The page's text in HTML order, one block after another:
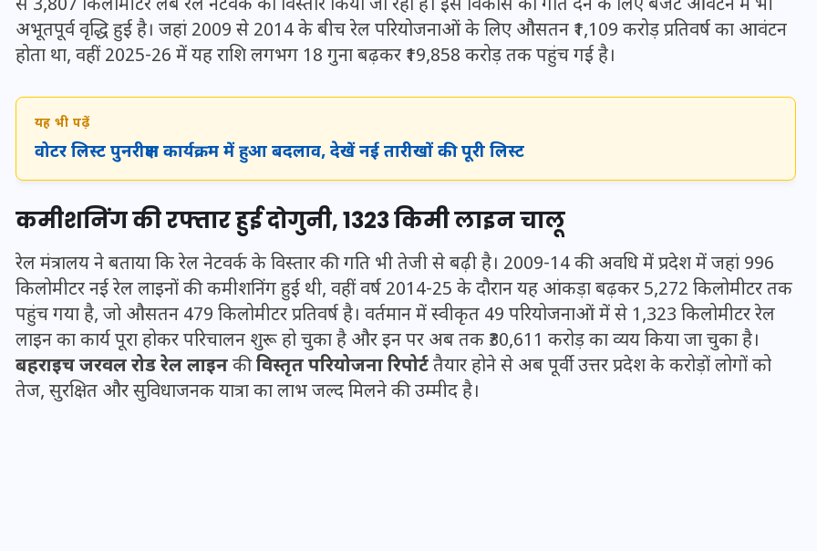
से 3,807 किलोमीटर लंबे रेल नेटवर्क का विस्तार किया जा रहा है। इस विकास को गति देने के लिए बजट आवंटन में भी
अभूतपूर्व वृद्धि हुई है। जहां 2009 से 2014 के बीच रेल परियोजनाओं के लिए औसतन ₹1,109 करोड़ प्रतिवर्ष का आवंटन
होता था, वहीं 2025-26 में यह राशि लगभग 18 गुना बढ़कर ₹19,858 करोड़ तक पहुंच गई है।
यह भी पढ़ें
वोटर लिस्ट पुनरीक्षण कार्यक्रम में हुआ बदलाव, देखें नई तारीखों की पूरी लिस्ट
कमीशनिंग की रफ्तार हुई दोगुनी, 1323 किमी लाइन चालू
रेल मंत्रालय ने बताया कि रेल नेटवर्क के विस्तार की गति भी तेजी से बढ़ी है। 2009-14 की अवधि में प्रदेश में जहां 996
किलोमीटर नई रेल लाइनों की कमीशनिंग हुई थी, वहीं वर्ष 2014-25 के दौरान यह आंकड़ा बढ़कर 5,272 किलोमीटर तक
पहुंच गया है, जो औसतन 479 किलोमीटर प्रतिवर्ष है। वर्तमान में स्वीकृत 49 परियोजनाओं में से 1,323 किलोमीटर रेल
लाइन का कार्य पूरा होकर परिचालन शुरू हो चुका है और इन पर अब तक ₹30,611 करोड़ का व्यय किया जा चुका है।
बहराइच जरवल रोड रेल लाइनकीविस्तृत परियोजना रिपोर्टतैयार होने से अब पूर्वी उत्तर प्रदेश के करोड़ों लोगों को
तेज, सुरक्षित और सुविधाजनक यात्रा का लाभ जल्द मिलने की उम्मीद है।
जिस कमरे में बिना बिजली-पंखे
के बीते 4 साल, उसे देख भावुक
हुए बृजभूषण सिंह, कहा-यहीं
तपकर बना सोना
जिस कमरे में बिना बिजली-पंखे
के बीते 4 साल, उसे देख भावुक
हुए बृजभूषण सिंह, कहा-यहीं
तपकर बना सोना